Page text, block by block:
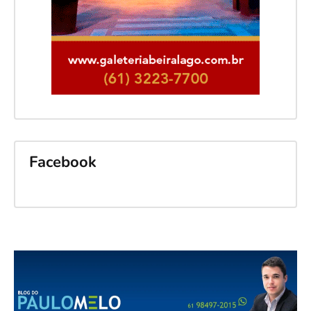
Facebook